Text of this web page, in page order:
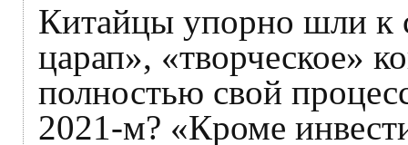
Китайцы упорно шли к
царап», «творческое»
полностью свой
2021‑м? «Кроме